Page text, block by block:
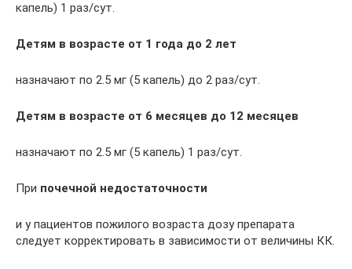
капель) 1 раз/сут.
Детям в возрасте от 1 года до 2 лет
назначают по 2.5 мг (5 капель) до 2 раз/сут.
Детям в возрасте от 6 месяцев до 12 месяцев
назначают по 2.5 мг (5 капель) 1 раз/сут.
При почечной недостаточности
и у пациентов пожилого возраста дозу препарата
следует корректировать в зависимости от величины КК.